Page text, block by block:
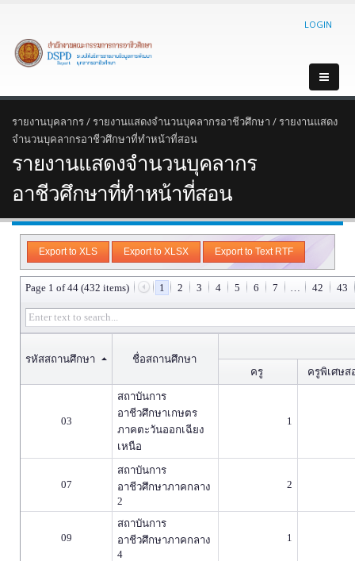
LOGIN
รายงานบุคลากร/รายงานแสดงจำนวนบุคลากรอาชีวศึกษา /รายงานแสดง
จำนวนบุคลากรอาชีวศึกษาที่ทำหน้าที่สอน
รายงานแสดงจำนวนบุคลากร
อาชีวศึกษาที่ทำหน้าที่สอน
Export to XLS Export to XLSX Export to Text RTF
Page 1 of 44 (432 items) 1 2 3 4 5 6 7 … 42 43
รหัสสถานศึกษา
ชื่อสถานศึกษา
ครู
ครูพิเศษส
03
สถาบันการ
อาชีวศึกษาเกษตร
ภาคตะวันออกเฉียง
เหนือ
1
07
สถาบันการ
อาชีวศึกษาภาคกลาง
2
2
09
สถาบันการ
อาชีวศึกษาภาคกลาง
4
1